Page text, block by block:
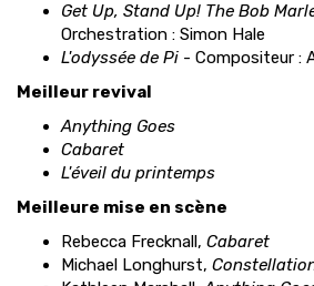
Get Up, Stand Up! The Bob
Orchestration : Simon Hale
L'odyssée de Pi - Compositeur :
Meilleur revival
Anything Goes
Cabaret
L'éveil du printemps
Meilleure mise en scène
Rebecca Frecknall, Cabaret
Michael Longhurst,